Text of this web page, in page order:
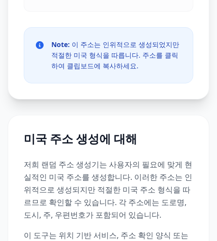
Note: 이 주소는 인위적으로 생성되었지만
적절한 미국 형식을 따릅니다. 주소를 클릭
하여 클립보드에 복사하세요.
미국 주소 생성에 대해
저희 랜덤 주소 생성기는 사용자의 필요에 맞게 현
실적인 미국 주소를 생성합니다. 이러한 주소는 인
위적으로 생성되지만 적절한 미국 주소 형식을 따
르므로 확인할 수 있습니다. 각 주소에는 도로명,
도시, 주, 우편번호가 포함되어 있습니다.
이 도구는 위치 기반 서비스, 주소 확인 양식 또는